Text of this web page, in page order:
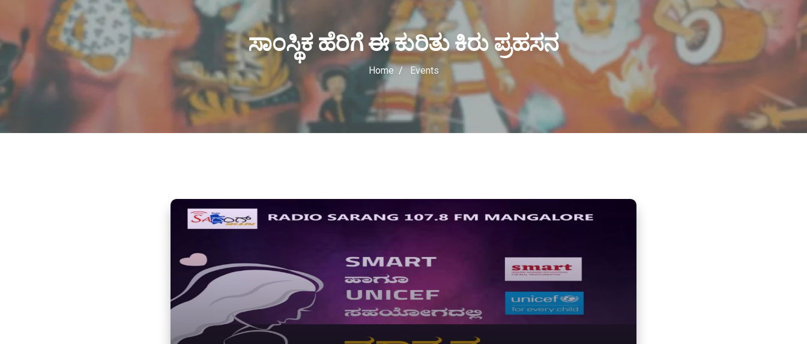
ಸಾಂಸ್ಥಿಕ ಹೆರಿಗೆ ಈ ಕುರಿತು ಕಿರು ಪ್ರಹಸನ
Home Events